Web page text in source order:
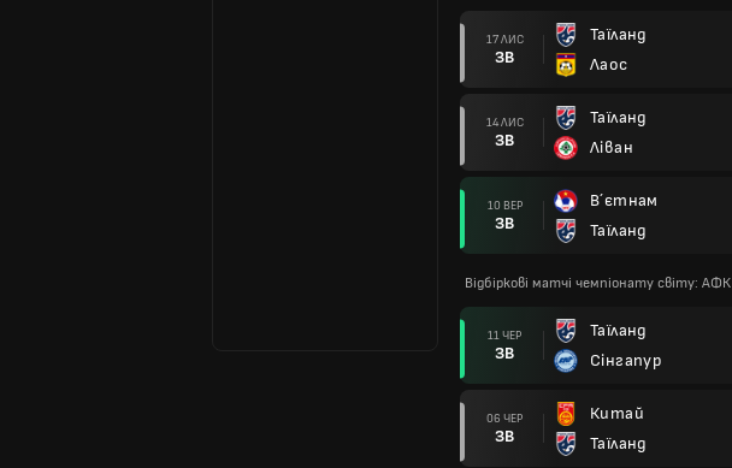
17 ЛИС
ЗВ
Таїланд
Лаос
14 ЛИС
ЗВ
Таїланд
Ліван
10 ВЕР
ЗВ
В´єтнам
Таїланд
Відбіркові матчі чемпіонату світу: АФК
11 ЧЕР
ЗВ
Таїланд
Сінгапур
06 ЧЕР
ЗВ
Китай
Таїланд